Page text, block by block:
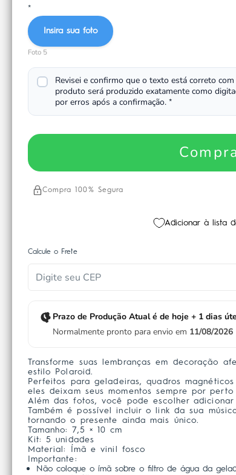
*
Insira sua foto
Foto 5
Revisei e confirmo que o texto está correto
produto será produzido exatamente como
por erros após a confirmação. *
Compra 100% Segura
Adicionar à lista
Calcule o Frete
Prazo de Produção Atual é de hoje + 1 dias
Normalmente pronto para envio em 11/08/2026
Transforme suas lembranças em decoração
estilo Polaroid.
Perfeitos para geladeiras, quadros
eles deixam seus momentos sempre por
Além das fotos, você pode escolher
Também é possível incluir o link da sua
tornando o presente ainda mais único.
Tamanho: 7,5 × 10 cm
Kit: 5 unidades
Material: Ímã e vinil fosco
Importante:
Não coloque o ímã sobre o filtro de água da